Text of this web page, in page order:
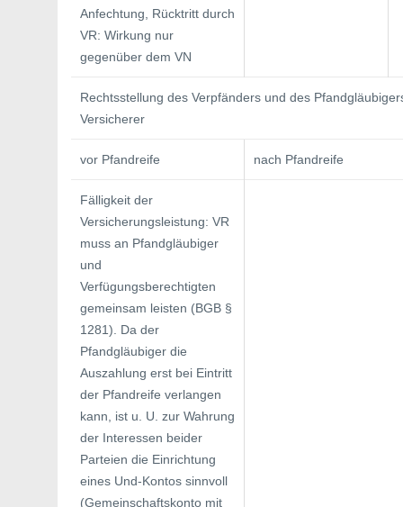
Anfechtung, Rücktritt durch
VR: Wirkung nur
gegenüber dem VN
Rechtsstellung des Verpfänders und des
Versicherer
vor Pfandreife nach Pfandreife
Fälligkeit der
Versicherungsleistung: VR
muss an Pfandgläubiger
und
Verfügungsberechtigten
gemeinsam leisten (BGB §
1281). Da der
Pfandgläubiger die
Auszahlung erst bei Eintritt
der Pfandreife verlangen
kann, ist u. U. zur Wahrung
der Interessen beider
Parteien die Einrichtung
eines Und-Kontos sinnvoll
(Gemeinschaftskonto mit